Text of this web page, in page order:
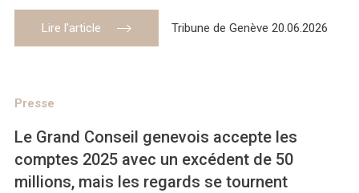
Lire l’article Tribune de Genève 20.06.2026
Presse
Le Grand Conseil genevois accepte les
comptes 2025 avec un excédent de 50
millions, mais les regards se tournent